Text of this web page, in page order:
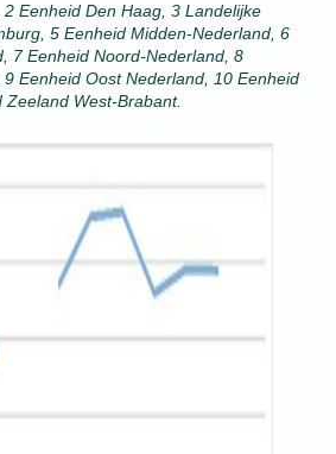
Eenheid Den Haag, 3 Landelijke
5 Eenheid Midden-Nederland, 6
7 Eenheid Noord-Nederland, 8
Eenheid Oost Nederland, 10 Eenheid
West-Brabant.